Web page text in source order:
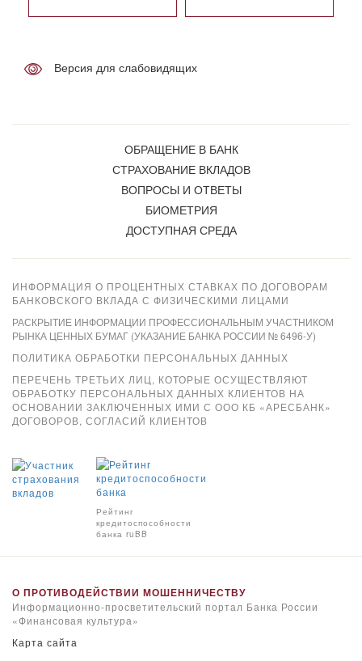
Версия для слабовидящих
ОБРАЩЕНИЕ В БАНК
СТРАХОВАНИЕ ВКЛАДОВ
ВОПРОСЫ И ОТВЕТЫ
БИОМЕТРИЯ
ДОСТУПНАЯ СРЕДА
ИНФОРМАЦИЯ О ПРОЦЕНТНЫХ СТАВКАХ ПО ДОГОВОРАМ
БАНКОВСКОГО ВКЛАДА С ФИЗИЧЕСКИМИ ЛИЦАМИ
РАСКРЫТИЕ ИНФОРМАЦИИ ПРОФЕССИОНАЛЬНЫМ УЧАСТНИКОМ
РЫНКА ЦЕННЫХ БУМАГ (УКАЗАНИЕ БАНКА РОССИИ № 6496-У)
ПОЛИТИКА ОБРАБОТКИ ПЕРСОНАЛЬНЫХ ДАННЫХ
ПЕРЕЧЕНЬ ТРЕТЬИХ ЛИЦ, КОТОРЫЕ ОСУЩЕСТВЛЯЮТ
ОБРАБОТКУ ПЕРСОНАЛЬНЫХ ДАННЫХ КЛИЕНТОВ НА
ОСНОВАНИИ ЗАКЛЮЧЕННЫХ ИМИ С ООО КБ «АРЕСБАНК»
ДОГОВОРОВ, СОГЛАСИЙ КЛИЕНТОВ
Рейтинг
кредитоспособности
банка ruBB
О ПРОТИВОДЕЙСТВИИ МОШЕННИЧЕСТВУ
Информационно-просветительский портал Банка России
«Финансовая культура»
Карта сайта